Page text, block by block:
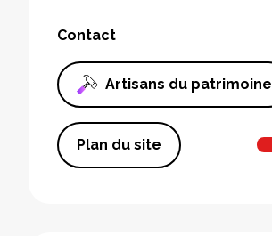
Contact
Artisans du patrimoine
Plan du site